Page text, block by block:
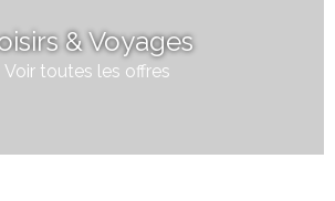
& Voyages
Voir toutes les offres